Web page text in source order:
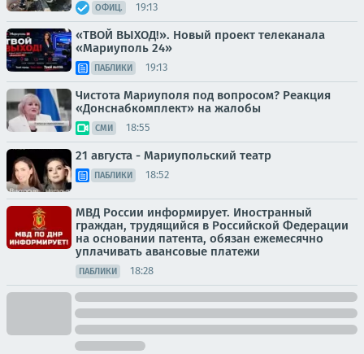
ОФИЦ. 19:13
«ТВОЙ ВЫХОД!». Новый проект телеканала
«Мариуполь 24»
ПАБЛИКИ 19:13
Чистота Мариуполя под вопросом? Реакция
«Донснабкомплект» на жалобы
СМИ 18:55
21 августа - Мариупольский театр
ПАБЛИКИ 18:52
МВД России информирует. Иностранный
граждан, трудящийся в Российской Федерации
на основании патента, обязан ежемесячно
уплачивать авансовые платежи
ПАБЛИКИ 18:28